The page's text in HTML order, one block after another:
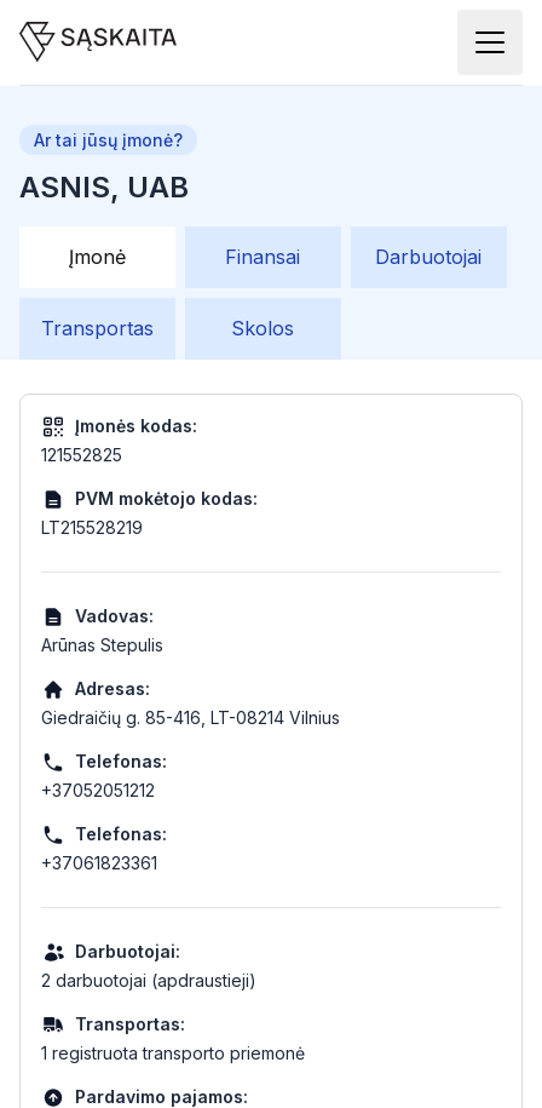
ASNIS, UAB
Ar tai jūsų įmonė?
Įmonė Finansai Darbuotojai
Transportas Skolos
Įmonės kodas:
121552825
PVM mokėtojo kodas:
LT215528219
Vadovas:
Arūnas Stepulis
Adresas:
Giedraičių g. 85-416, LT-08214 Vilnius
Telefonas:
+37052051212
Telefonas:
+37061823361
Darbuotojai:
2 darbuotojai (apdraustieji)
Transportas:
1 registruota transporto priemonė
Pardavimo pajamos: